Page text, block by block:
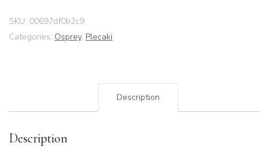
SKU: 00697df0b2c9
Categories: Osprey, Plecaki
Description
Description